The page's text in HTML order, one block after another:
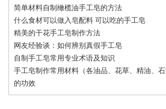
简单材料自制橄榄油手工皂的方法
什么食材可以做入皂配料 可以吃的手工皂
精美的干花手工皂制作方法
网友经验谈：如何辨别真假手工皂
自制手工皂常用专业术语及知识
手工皂制作常用材料（各油品、花草、精油、
的功效